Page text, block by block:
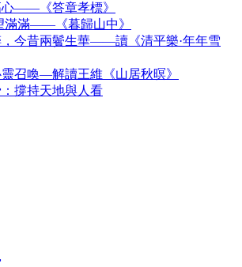
——《答章孝標》
滿滿——《暮歸山中》
今昔兩鬢生華——讀《清平樂·年年雪
召喚—解讀王維《山居秋暝》
撐持天地與人看